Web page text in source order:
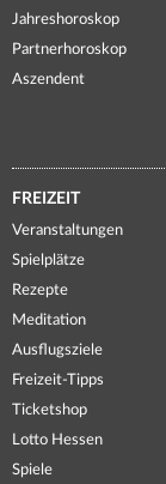
Jahreshoroskop
Partnerhoroskop
Aszendent
FREIZEIT
Veranstaltungen
Spielplätze
Rezepte
Meditation
Ausflugsziele
Freizeit-Tipps
Ticketshop
Lotto Hessen
Spiele